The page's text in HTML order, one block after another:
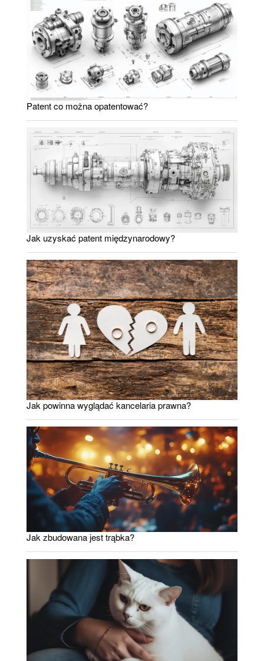
Patent co można opatentować?
Jak uzyskać patent międzynarodowy?
Jak powinna wyglądać kancelaria prawna?
Jak zbudowana jest trąbka?